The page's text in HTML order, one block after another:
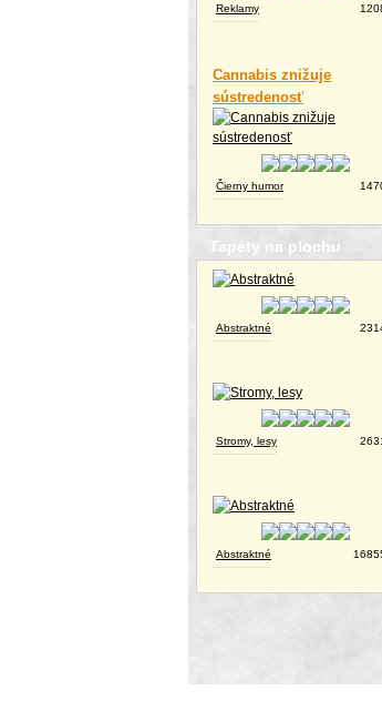
Reklamy
Cannabis znižuje
sústredenosť
Čierny humor
Tapety na plochu
Abstraktné
Stromy, lesy
Abstraktné